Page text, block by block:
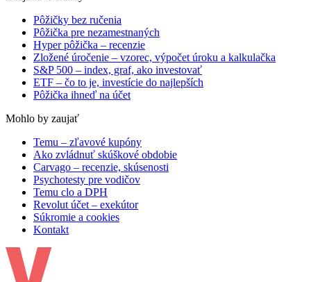
Pôžičky bez ručenia
Pôžička pre nezamestnaných
Hyper pôžička – recenzie
Zložené úročenie – vzorec, výpočet úroku a kalkulačka
S&P 500 – index, graf, ako investovať
ETF – čo to je, investície do najlepších
Pôžička ihneď na účet
Mohlo by zaujať
Temu – zľavové kupóny
Ako zvládnuť skúškové obdobie
Carvago – recenzie, skúsenosti
Psychotesty pre vodičov
Temu clo a DPH
Revolut účet – exekútor
Súkromie a cookies
Kontakt